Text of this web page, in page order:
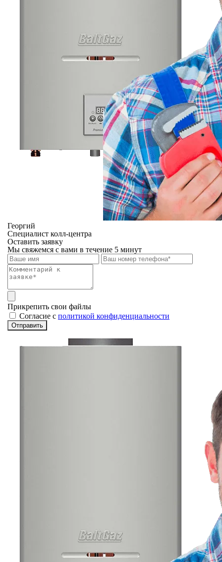
Георгий
Специалист колл-центра
Оставить заявку
Мы свяжемся с вами в течение 5 минут
Прикрепить свои файлы
Cогласие с политикой конфиденциальности
Отправить